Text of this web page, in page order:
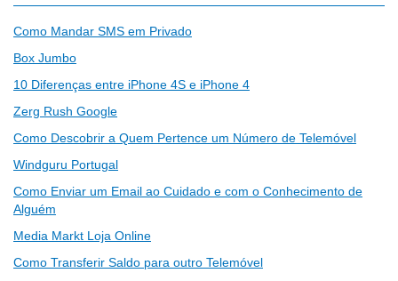
Como Mandar SMS em Privado
Box Jumbo
10 Diferenças entre iPhone 4S e iPhone 4
Zerg Rush Google
Como Descobrir a Quem Pertence um Número de Telemóvel
Windguru Portugal
Como Enviar um Email ao Cuidado e com o Conhecimento de
Alguém
Media Markt Loja Online
Como Transferir Saldo para outro Telemóvel